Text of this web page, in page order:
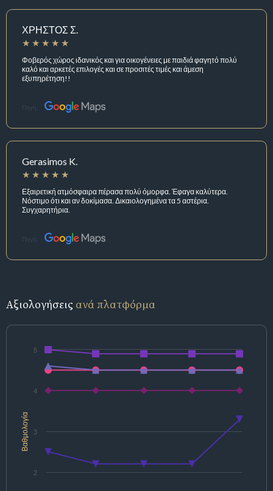
ΧΡΗΣΤΟΣ Σ.
Φοβερός χώρος ιδανικός και για οικογένειες με παιδιά φαγητό πολύ
καλό και αρκετές επιλογές και σε προσιτές τιμές και άμεση
εξυπηρέτηση!!
Πηγή:
Gerasimos K.
Εξαιρετική ατμόσφαιρα πέρασα πολύ όμορφα. Έφαγα καλύτερα.
Νόστιμο ότι και αν δοκίμασα. Δικαιολογημένα τα 5 αστέρια.
Συγχαρητήρια.
Πηγή:
Αξιολογήσεις ανά πλατφόρμα
Βαθμολογία
2
3
4
5